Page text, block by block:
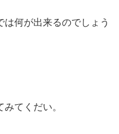
何が出来るのでしょう
てくだい。